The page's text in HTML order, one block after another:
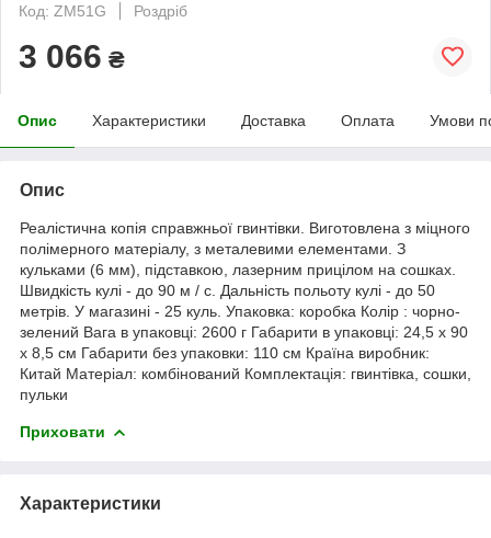
Код: ZM51G
Роздріб
3 066 ₴
Опис Характеристики Доставка Оплата Умови
Опис
Реалістична копія справжньої гвинтівки. Виготовлена з міцного
полімерного матеріалу, з металевими елементами. З
кульками (6 мм), підставкою, лазерним прицілом на сошках.
Швидкість кулі - до 90 м / c. Дальність польоту кулі - до 50
метрів. У магазині - 25 куль. Упаковка: коробка Колір : чорно-
зелений Вага в упаковці: 2600 г Габарити в упаковці: 24,5 x 90
x 8,5 см Габарити без упаковки: 110 см Країна виробник:
Китай Матеріал: комбінований Комплектація: гвинтівка, сошки,
пульки
Приховати
Характеристики